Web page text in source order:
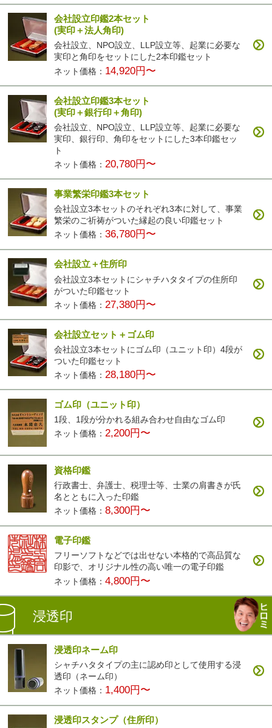
会社設立印鑑2本セット
(実印＋法人角印)
会社設立、NPO設立、LLP設立等、起業に必要な
実印と角印をセットにした2本印鑑セット
ネット価格： 14,920円〜
会社設立印鑑3本セット
(実印＋銀行印＋角印)
会社設立、NPO設立、LLP設立等、起業に必要な
実印、銀行印、角印をセットにした3本印鑑セッ
ト
ネット価格： 20,780円〜
事業繁栄印鑑3本セット
会社設立3本セットのそれぞれ3本に対して、事業
繁栄のご祈祷がついた縁起の良い印鑑セット
ネット価格：36,780円〜
会社設立＋住所印
会社設立3本セットにシャチハタタイプの住所印
がついた印鑑セット
ネット価格： 27,380円〜
会社設立セット＋ゴム印
会社設立3本セットにゴム印（ユニット印）4段が
ついた印鑑セット
ネット価格： 28,180円〜
ゴム印（ユニット印）
1段、1段が分かれる組み合わせ自由なゴム印
ネット価格：2,200円〜
資格印鑑
行政書士、弁護士、税理士等、士業の肩書きが氏
名とともに入った印鑑
ネット価格：8,300円〜
電子印鑑
フリーソフトなどでは出せない本格的で高品質な
印影で、オリジナル性の高い唯一の電子印鑑
ネット価格：4,800円〜
浸透印
浸透印ネーム印
シャチハタタイプの主に認め印として使用する浸
透印（ネーム印）
ネット価格： 1,400円〜
浸透印スタンプ（住所印）